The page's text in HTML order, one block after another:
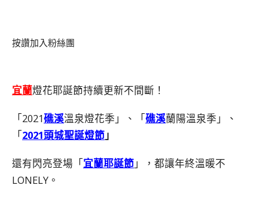
按讚加入粉絲團
宜蘭燈花耶誕節持續更新不間斷！
「2021礁溪溫泉燈花季」、「礁溪蘭陽溫泉季」、
「2021頭城聖誕燈節」
還有閃亮登場「宜蘭耶誕節」，都讓年終溫暖不
LONELY。